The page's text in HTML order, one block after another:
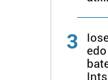
3